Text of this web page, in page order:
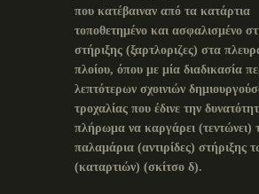
που κατέβαιναν από τα κατάρτια
τοποθετημένο και ασφαλισμένο
στήριξης (ξαρτλοριζες) στα
πλοίου, όπου με μία διαδικασία
λεπτότερων σχοινιών
τροχαλίας που έδινε την
πλήρωμα να καργάρει (τεντώνει)
παλαμάρια (αντιρίδες) στήριξης
(καταρτιών) (σκίτσο δ).